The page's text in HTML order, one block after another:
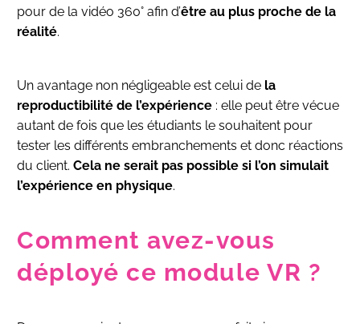
pour de la vidéo 360° afin d’être au plus proche de la
réalité.
Un avantage non négligeable est celui de la
reproductibilité de l’expérience : elle peut être vécue
autant de fois que les étudiants le souhaitent pour
tester les différents embranchements et donc réactions
du client. Cela ne serait pas possible si l’on simulait
l’expérience en physique.
Comment avez-vous
déployé ce module VR ?